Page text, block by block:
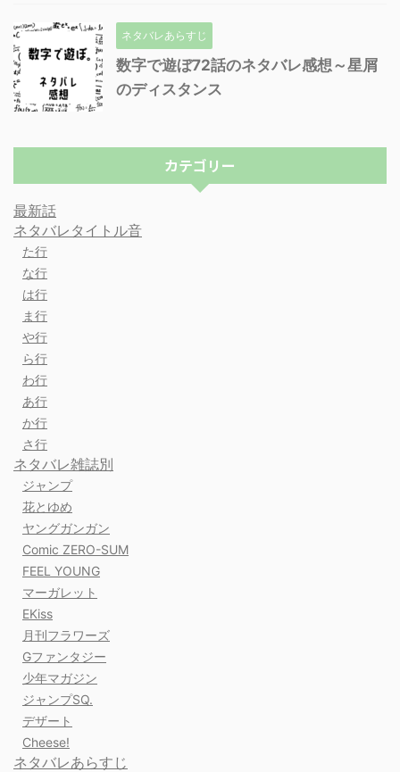
ネタバレあらすじ
数字で遊ぼ72話のネタバレ感想～星屑
のディスタンス
カテゴリー
最新話
ネタバレタイトル音
た行
な行
は行
ま行
や行
ら行
わ行
あ行
か行
さ行
ネタバレ雑誌別
ジャンプ
花とゆめ
ヤングガンガン
Comic ZERO-SUM
FEEL YOUNG
マーガレット
EKiss
月刊フラワーズ
Gファンタジー
少年マガジン
ジャンプSQ.
デザート
Cheese!
ネタバレあらすじ